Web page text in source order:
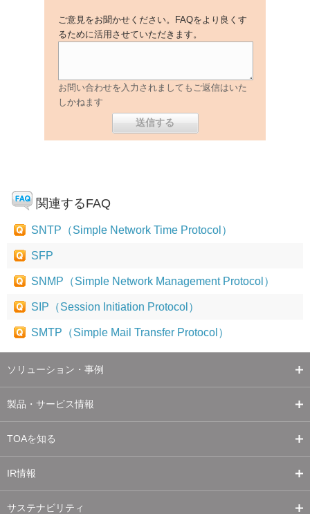
ご意見をお聞かせください。FAQをより良くす
るために活用させていただきます。
お問い合わせを入力されましてもご返信はいた
しかねます
関連するFAQ
SNTP（Simple Network Time Protocol）
SFP
SNMP（Simple Network Management Protocol）
SIP（Session Initiation Protocol）
SMTP（Simple Mail Transfer Protocol）
ソリューション・事例
製品・サービス情報
TOAを知る
IR情報
サステナビリティ